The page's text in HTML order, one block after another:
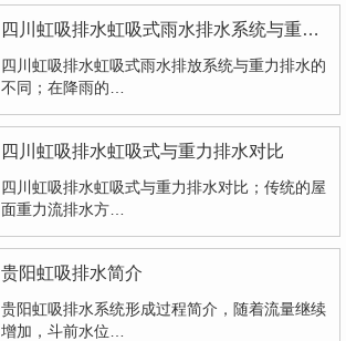
四川虹吸排水虹吸式雨水排水系统与重力排水的不同
四川虹吸排水虹吸式雨水排放系统与重力排水的
不同；在降雨的…
四川虹吸排水虹吸式与重力排水对比
四川虹吸排水虹吸式与重力排水对比；传统的屋
面重力流排水方…
贵阳虹吸排水简介
贵阳虹吸排水系统形成过程简介，随着流量继续
增加，斗前水位…